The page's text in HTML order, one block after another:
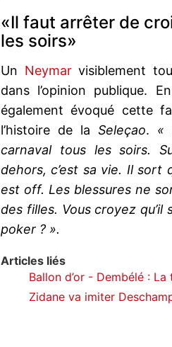
«Il faut arrêter de
les soirs»
Un Neymarvisiblement
dans l’opinion publique.
également évoqué cette
l’histoire de la Seleçao. «
carnaval tous les soirs.
dehors, c’est sa vie. Il sort
est off. Les blessures ne
des filles. Vous croyez qu’il
poker ? ».
Articles liés
Ballon d’or - Dembélé :
Zidane va imiter